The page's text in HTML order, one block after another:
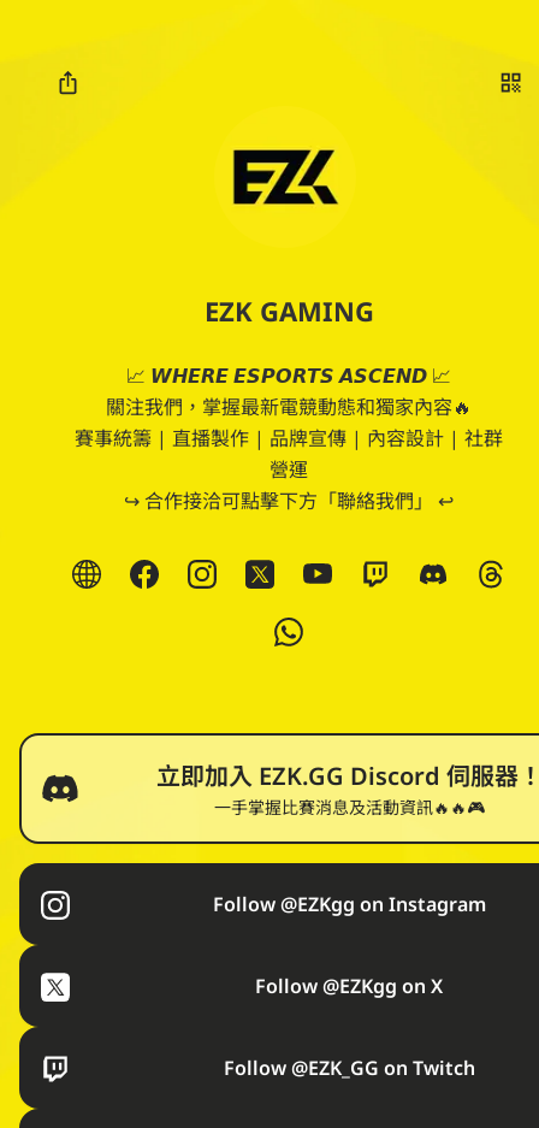
EZK GAMING
📈 𝙒𝙃𝙀𝙍𝙀 𝙀𝙎𝙋𝙊𝙍𝙏𝙎 𝘼𝙎𝘾𝙀𝙉𝘿 📈
關注我們，掌握最新電競動態和獨家內容🔥
賽事統籌 | 直播製作 | 品牌宣傳 | 內容設計 | 社群
營運
↪︎ 合作接洽可點擊下方「聯絡我們」 ↩︎
立即加入 EZK.GG Discord 伺服器
一手掌握比賽消息及活動資訊🔥🔥🎮
Follow @EZKgg on Instagram
Follow @EZKgg on X
Follow @EZK_GG on Twitch